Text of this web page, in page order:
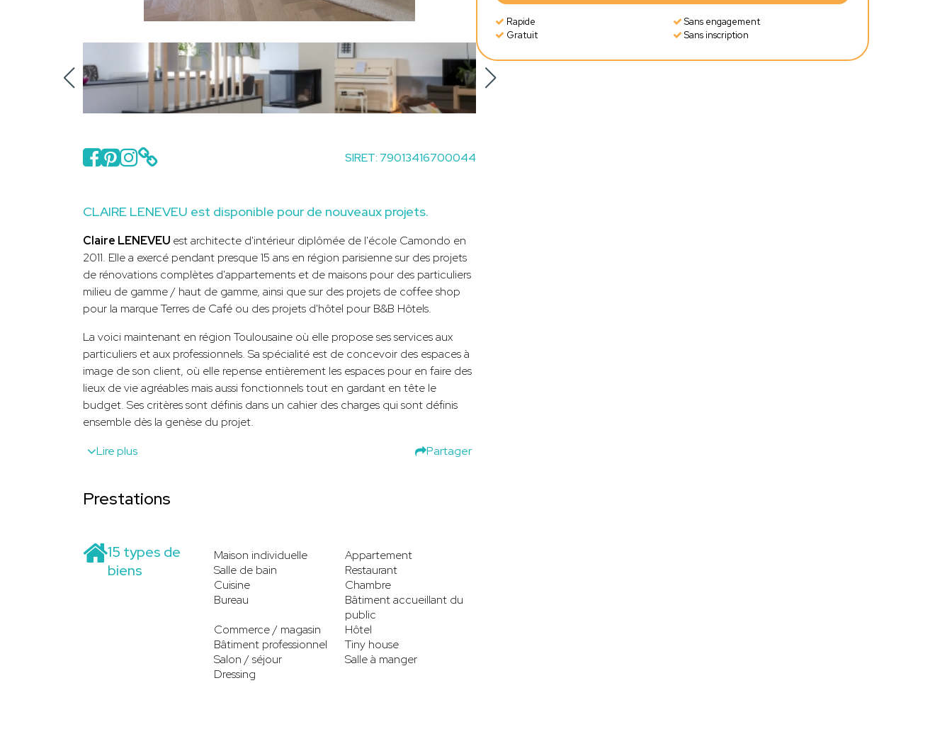
SIRET: 79013416700044
CLAIRE LENEVEU est disponible pour de nouveaux projets.
Claire LENEVEU est architecte d'intérieur diplômée de l'école Camondo en
2011. Elle a exercé pendant presque 15 ans en région parisienne sur des projets
de rénovations complètes d'appartements et de maisons pour des particuliers
milieu de gamme / haut de gamme, ainsi que sur des projets de coffee shop
pour la marque Terres de Café ou des projets d'hôtel pour B&B Hôtels.
La voici maintenant en région Toulousaine où elle propose ses services aux
particuliers et aux professionnels. Sa spécialité est de concevoir des espaces à
image de son client, où elle repense entièrement les espaces pour en faire des
lieux de vie agréables mais aussi fonctionnels tout en gardant en tête le
budget. Ses critères sont définis dans un cahier des charges qui sont définis
ensemble dès la genèse du projet.
Lire plus
Partager
Prestations
15 types de
biens
Maison individuelle
Appartement
Salle de bain
Restaurant
Cuisine
Chambre
Bureau
Bâtiment accueillant du
public
Commerce / magasin
Hôtel
Bâtiment professionnel
Tiny house
Salon / séjour
Salle à manger
Dressing
Rapide
Sans engagement
Gratuit
Sans inscription